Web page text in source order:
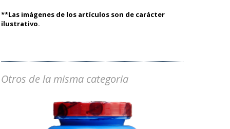
**Las imágenes de los artículos son de carácter
ilustrativo.
Otros de la misma categoria